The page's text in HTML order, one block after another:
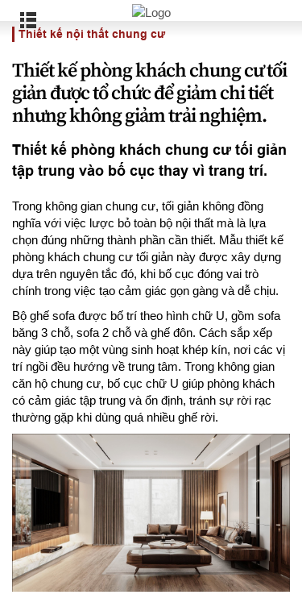
Thiết kế nội thất chung cư
Thiết kế phòng khách chung cư tối
giản được tổ chức để giảm chi tiết
nhưng không giảm trải nghiệm.
Thiết kế phòng khách chung cư tối giản
tập trung vào bố cục thay vì trang trí.
Trong không gian chung cư, tối giản không đồng
nghĩa với việc lược bỏ toàn bộ nội thất mà là lựa
chọn đúng những thành phần cần thiết. Mẫu thiết kế
phòng khách chung cư tối giản này được xây dựng
dựa trên nguyên tắc đó, khi bố cục đóng vai trò
chính trong việc tạo cảm giác gọn gàng và dễ chịu.
Bộ ghế sofa được bố trí theo hình chữ U, gồm sofa
băng 3 chỗ, sofa 2 chỗ và ghế đôn. Cách sắp xếp
này giúp tạo một vùng sinh hoạt khép kín, nơi các vị
trí ngồi đều hướng về trung tâm. Trong không gian
căn hộ chung cư, bố cục chữ U giúp phòng khách
có cảm giác tập trung và ổn định, tránh sự rời rạc
thường gặp khi dùng quá nhiều ghế rời.